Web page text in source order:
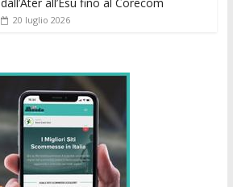
dall’Ater all’Esu fino al Corecom
20 luglio 2026